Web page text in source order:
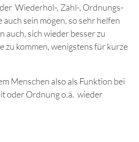
Wiederhol-, Zähl-, Ordnungs-
sein mögen, so sehr helfen
auch, sich wieder besser zu
zu kommen, wenigstens für kurze
Menschen also als Funktion bei
oder Ordnung o.ä. wieder